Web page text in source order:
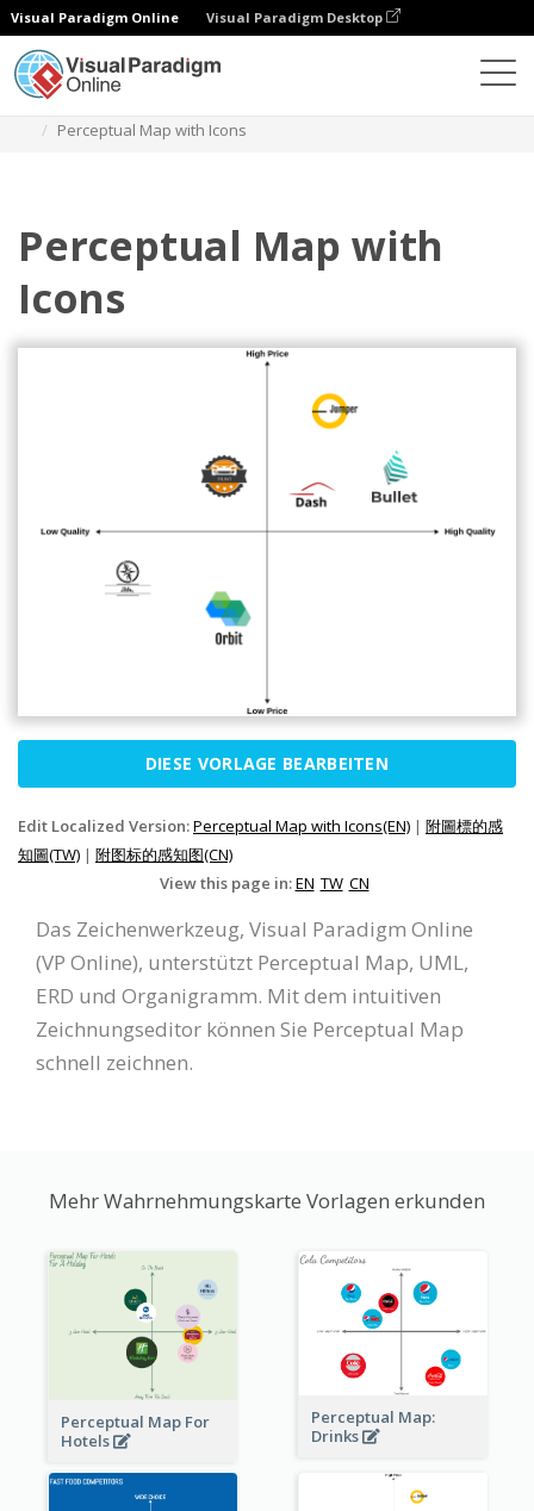
Visual Paradigm Online Visual Paradigm Desktop
Perceptual Map with Icons
Perceptual Map with
Icons
DIESE VORLAGE BEARBEITEN
Edit Localized Version:Perceptual Map with Icons(EN) | 附圖標的感
知圖(TW) | 附图标的感知图(CN)
View this page in:EN TW CN
Das Zeichenwerkzeug, Visual Paradigm Online
(VP Online), unterstützt Perceptual Map, UML,
ERD und Organigramm. Mit dem intuitiven
Zeichnungseditor können Sie Perceptual Map
schnell zeichnen.
Mehr Wahrnehmungskarte Vorlagen erkunden
Perceptual Map For
Hotels
Perceptual Map:
Drinks